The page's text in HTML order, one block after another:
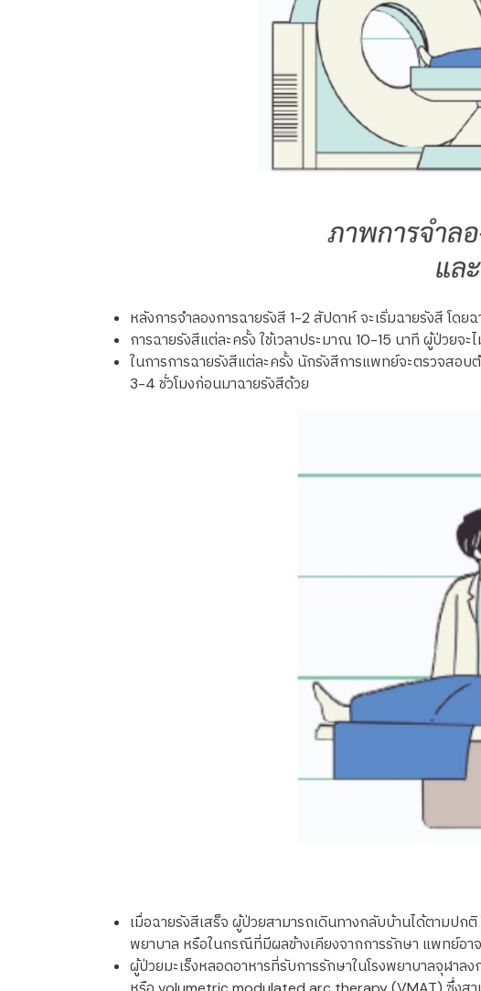
หลังการจำลองการฉายรังสี 1-2 สัปดาห์ จะเริ่มฉายรังสี โด
การฉายรังสีแต่ละครั้ง ใช้เวลาประมาณ 10-15 นาที ผู้ป่วยจ
ในการการฉายรังสีแต่ละครั้ง นักรังสีการแพทย์จะตรวจสอบ
3-4 ชั่วโมงก่อนมาฉายรังสีด้วย
เมื่อฉายรังสีเสร็จ ผู้ป่วยสามารถเดินทางกลับบ้านได้ตามปก
พยาบาล หรือในกรณีที่มีผลข้างเคียงจากการรักษา แพทย์อา
ผู้ป่วยมะเร็งหลอดอาหารที่รับการรักษาในโรงพยาบาลจุฬ